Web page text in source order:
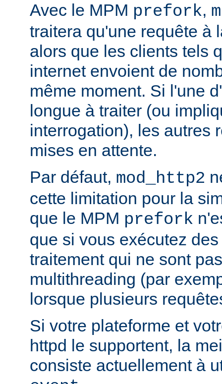
Avec le MPM prefork,
traitera qu'une requête à
alors que les clients tels
internet envoient de
même moment. Si l'une
longue à traiter (ou
interrogation), les autres
mises en attente.
Par défaut, mod_http2
cette limitation pour la
que le MPM prefork
que si vous exécutez
traitement qui ne sont
multithreading (par
lorsque plusieurs
Si votre plateforme et
httpd le supportent, la
consiste actuellement à